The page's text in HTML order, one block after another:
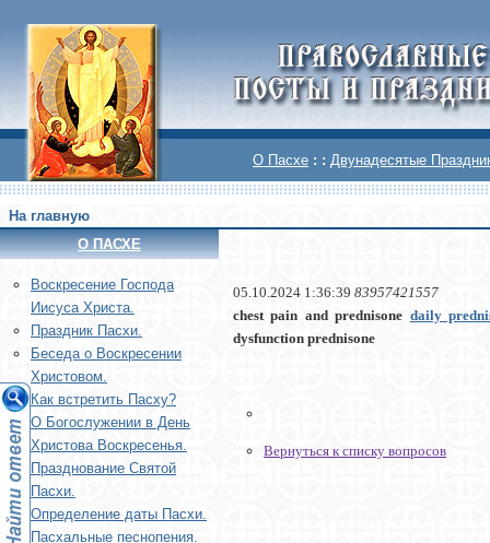
О Пасхе : : Двунадесятые
На главную
О ПАСХЕ
Воскреcение Господа
Иисуса Христа.
Праздник Пасхи.
Беседа о Воскресении
Христовом.
Как встретить Пасху?
О Богослужении в День
Христова Воскресенья.
Празднование Святой
Пасхи.
Определение даты Пасхи.
Пасхальные песнопения.
05.10.2024 1:36:39 83957421557
chest pain and prednisone daily
dysfunction prednisone
Вернуться к списку вопросов